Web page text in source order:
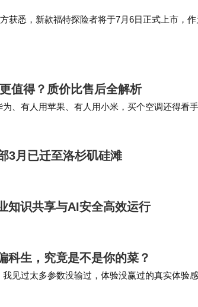
获悉，新款福特探险者将于7月6日正式上市，
39.98万元。外观…
值得？质价比售后全解析
、有人用苹果、有人用小米，买个空调还得看
屋智能不挑平台、中央空调十年延保、12000个
3月已迁至洛杉矶硅滩
知识共享与AI安全高效运行
科生，究竟是不是你的菜？
见过太多参数没输过，体验没赢过的真实体验
不值得买，答案还是值得肯定值得，…